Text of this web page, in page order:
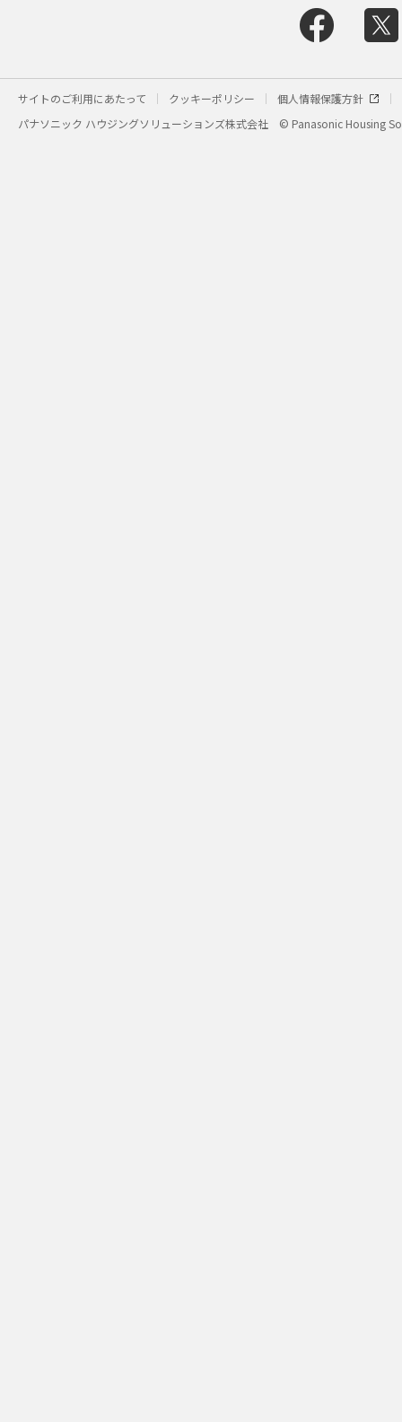
サイトのご利用にあたって クッキーポリシー
個人情報保護方針
パナソニック ハウジングソリューションズ株式会社
© Panasonic Housing